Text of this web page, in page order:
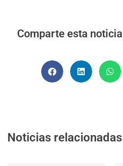
Comparte esta noticia
Noticias relacionadas